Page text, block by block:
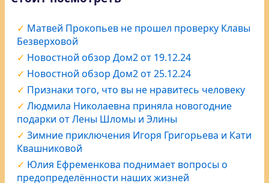
Матвей Прокопьев не прошел проверку Клавы
Безверховой
Новостной обзор Дом2 от 19.12.24
Новостной обзор Дом2 от 25.12.24
Признаки того, что вы не нравитесь человеку
Людмила Николаевна приняла новогодние
подарки от Лены Шломы и Элины
Зимние приключения Игоря Григорьева и Кати
Квашниковой
Юлия Ефременкова поднимает вопросы о
предопределённости наших жизней